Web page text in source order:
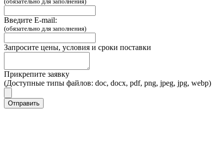
Введите E-mail:
(обязательно для заполнения)
Запросите цены, условия и сроки поставки
Прикрепите заявку
(Доступные типы файлов: doc, docx, pdf, png, jpeg, jpg, webp)